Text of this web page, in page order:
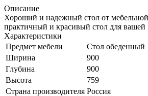
Описание
Хороший и надежный стол от
практичный и красивый стол для вашей
Характеристики
Предмет мебели
Стол обеденный
Ширина
900
Глубина
900
Высота
759
Страна производителя Россия